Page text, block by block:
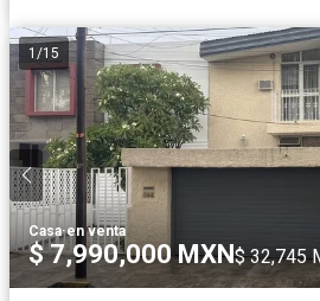
1 /15
Casa·en venta
$ 7,990,000 MXN$ 32,745